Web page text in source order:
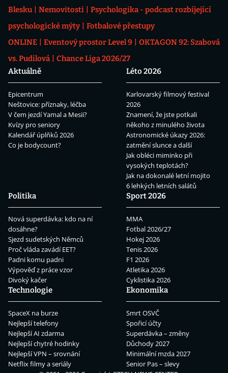
Blesku
Nemovitosti
Psychologika - podcast rozbíjející
psychologické mýty
Fotbalové přestupy
ONLINE
Eventový prostor Level 9
OKTAGON 92: Szabová
vs. Pudilová
Chance Liga 2026/27
Aktuálně
Epicentrum
Neštovice: příznaky, léčba
V čem jezdí Yamal a Mesii?
Kvízy pro seniory
Kalendář úplňků 2026
Co je bodycount?
Léto 2026
Karlovarský filmový festival
2026
Znamení, že jste potkali
někoho z minulého života
Astronomické úkazy 2026:
zatmění slunce a další
Jak obléci miminko při
vysokých teplotách?
Jak na dokonalé letní mojito
6 lehkých letních salátů
Politika
Nová superdávka: kdo na ní
dosáhne?
Sjezd sudetských Němců
Proč vláda zavádí EET?
Padni komu padni
Výpověď z práce vzor
Divoký kačer
Sport 2026
MMA
Fotbal 2026/27
Hokej 2026
Tenis 2026
F1 2026
Atletika 2026
Cyklistika 2026
Technologie
SpaceX na burze
Nejlepší telefony
Nejlepší AI zdarma
Nejlepší chytré hodinky
Nejlepší VPN – srovnání
Netflix filmy a seriály
Ekonomika
Smrt OSVČ
Spořicí účty
Superdávka – změny
Důchody 2027
Minimální mzda 2027
Senior Pas – slevy